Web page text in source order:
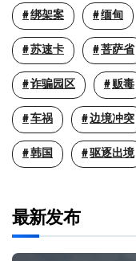
绑架案 缅甸
苏速卡 菩萨省
诈骗园区 贩毒
车祸 边境冲突
韩国 驱逐出境
最新发布